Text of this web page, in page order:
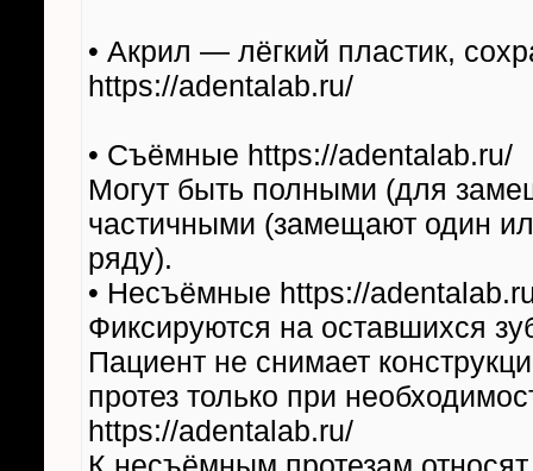
• Акрил — лёгкий пластик,
https://adentalab.ru/
• Съёмные https://adentalab.ru/
Могут быть полными (для
частичными (замещают один
ряду).
• Несъёмные https://
Фиксируются на оставшихся
Пациент не снимает
протез только при
https://adentalab.ru/